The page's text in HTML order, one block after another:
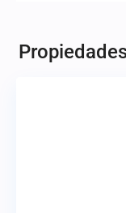
Huixquilucan